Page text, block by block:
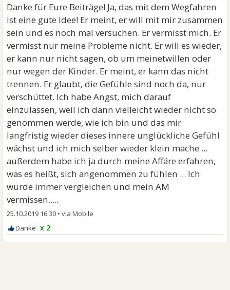
Danke für Eure Beiträge! Ja, das mit dem Wegfahren
ist eine gute Idee! Er meint, er will mit mir zusammen
sein und es noch mal versuchen. Er vermisst mich. Er
vermisst nur meine Probleme nicht. Er will es wieder,
er kann nur nicht sagen, ob um meinetwillen oder
nur wegen der Kinder. Er meint, er kann das nicht
trennen. Er glaubt, die Gefühle sind noch da, nur
verschüttet. Ich habe Angst, mich darauf
einzulassen, weil ich dann vielleicht wieder nicht so
genommen werde, wie ich bin und das mir
langfristig wieder dieses innere unglückliche Gefühl
wächst und ich mich selber wieder klein mache ...
außerdem habe ich ja durch meine Affäre erfahren,
was es heißt, sich angenommen zu fühlen ... Ich
würde immer vergleichen und mein AM
vermissen.....
25.10.2019 16:30 •
x 2